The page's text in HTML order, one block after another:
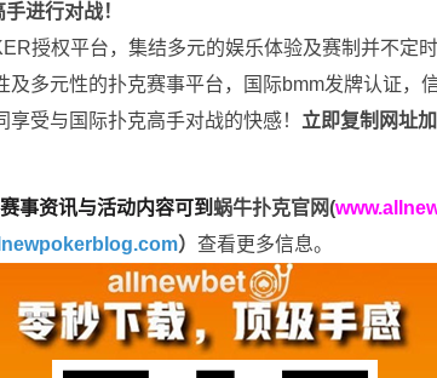
进行对战！
授权平台，集结多元的娱乐体验及赛制并不定
及多元性的扑克赛事平台，国际bmm发牌认证，
受与国际扑克高手对战的快感！ 立即复制网址
赛事资讯与活动内容可到 蜗牛扑克官网(
） 查看更多信息。